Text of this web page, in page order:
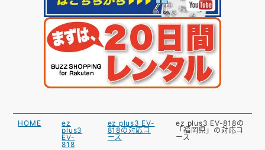
HOME
ez
plus3
EV-
818
ez plus3 EV-
818の対応コ
ース
ez plus3 EV-818の
「福岡県」の対応コ
ース